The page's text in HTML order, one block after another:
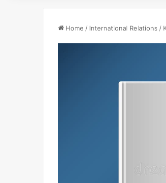
Home / International Relations /